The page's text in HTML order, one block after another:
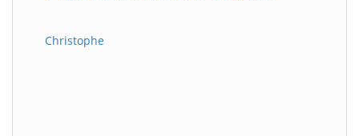
Christophe